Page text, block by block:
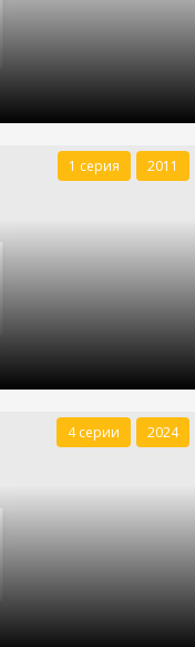
1 серия 2011
4 серии 2024